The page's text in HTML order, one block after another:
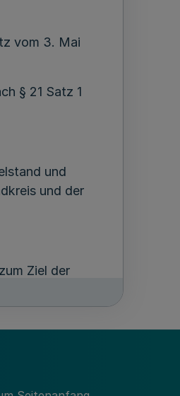
vom 3. Mai
§ 21 Satz 1
und
und der
Ziel der